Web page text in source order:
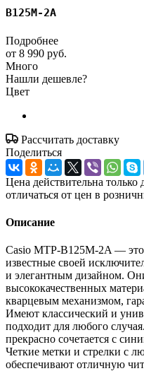
B125M-2A
Подробнее
от 8 990 руб.
Много
Нашли дешевле?
Цвет
Рассчитать доставку
Поделиться
Цена действительна
отличаться от цен в
Описание
Casio MTP-B125M-2A —
известные своей
и элегантным дизайном.
высококачественных
кварцевым механизмом,
Имеют классический и
подходит для любого
прекрасно сочетается с
Четкие метки и стрелки с
обеспечивают отличную